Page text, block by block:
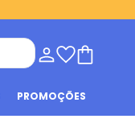
PROMOÇÕES